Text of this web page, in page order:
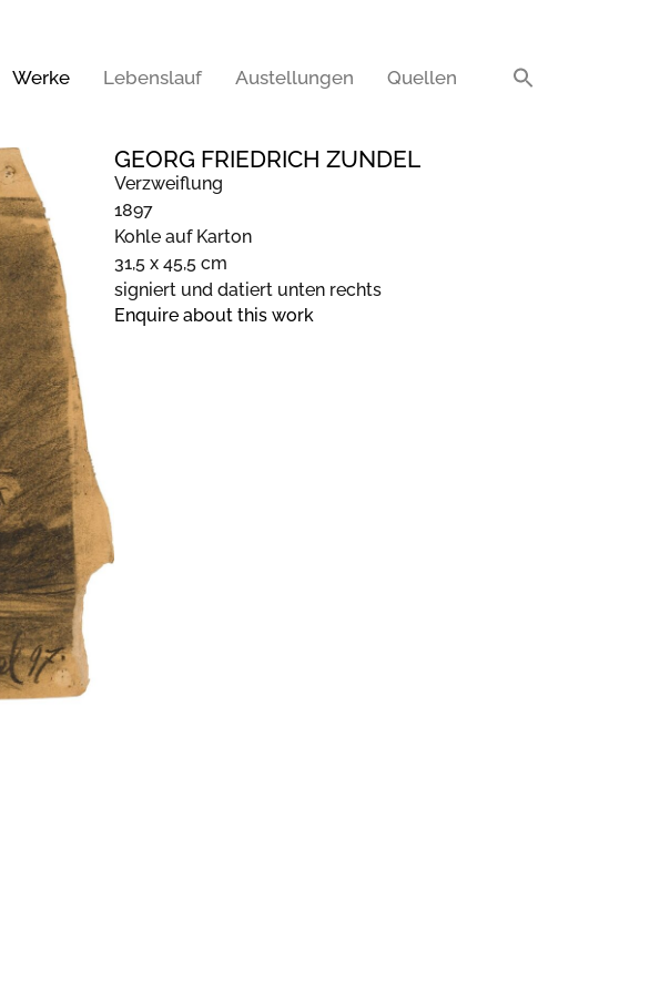
Werke Lebenslauf Austellungen Quellen
GEORG FRIEDRICH ZUNDEL
Verzweiflung
1897
Kohle auf Karton
31,5 x 45,5 cm
signiert und datiert unten rechts
Enquire about this work